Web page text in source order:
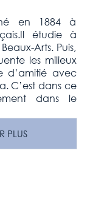
né en 1884 à
étudie à
Arts. Puis,
les milieux
d’amitié avec
C’est dans ce
dans le
PLUS